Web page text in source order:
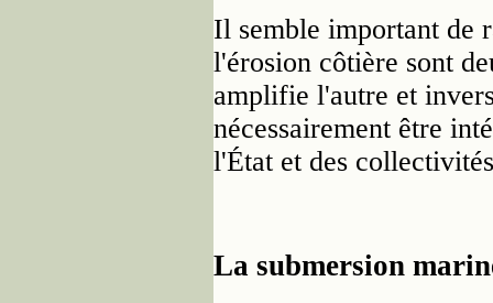
Il semble important de
l'érosion côtière sont
amplifie l'autre et
nécessairement être
l'État et des
La submersion